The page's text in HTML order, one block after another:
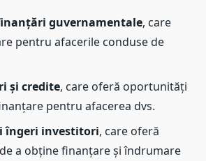
guvernamentale, care
pentru afacerile conduse de
și credite, care oferă oportunități
pentru afacerea dvs.
îngeri investitori, care oferă
a obține finanțare și îndrumare